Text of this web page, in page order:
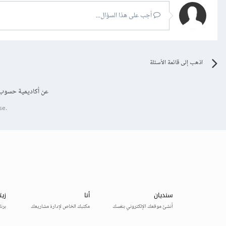
أجب على هذا السؤال...
اذهب إلى قائمة الأسئلة
عن أكاديمية